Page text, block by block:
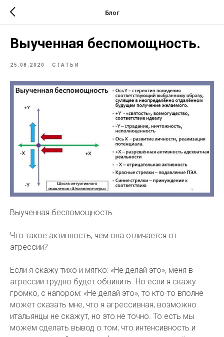
Блог
Выученная беспомощность.
25.08.2020 СТАТЬИ
Выученная беспомощность.
Что такое активность, чем она отличается от
агрессии?
Если я скажу тихо и мягко: «Не делай это», меня в
агрессии трудно будет обвинить. Но если я скажу
громко, с напором: «Не делай это», то кто-то вполне
может сказать мне, что я агрессивная, возможно
итальянцы не скажут, но это не точно. То есть мы
можем сделать вывод о том, что интенсивность и